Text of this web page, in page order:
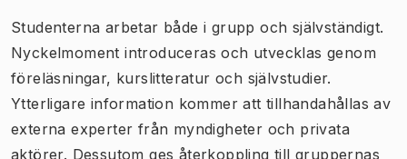
Studenterna arbetar både i grupp och självständigt.
Nyckelmoment introduceras och utvecklas genom
föreläsningar, kurslitteratur och självstudier.
Ytterligare information kommer att tillhandahållas av
externa experter från myndigheter och privata
aktörer. Dessutom ges återkoppling till gruppernas